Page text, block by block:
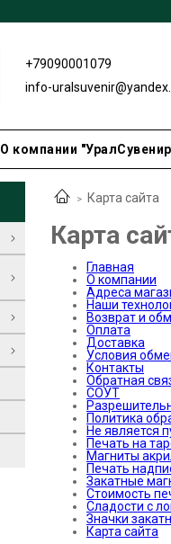
+79090001079
info-
О компании
Карта сайта
Карта
Главная
О компании
Адреса
Наши
Возврат и
Оплата
Доставка
Условия
Контакты
Обратная
СОУТ
Политика
Не является
Печать на
Магниты
Печать
Закатные
Стоимость
Сладости с
Значки
Карта сайта